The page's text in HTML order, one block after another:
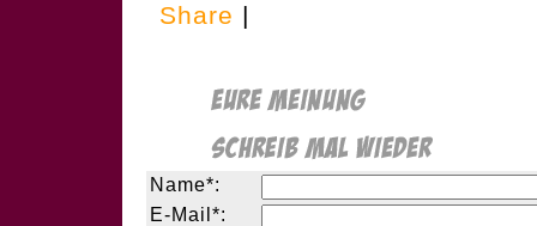
Share |
Name*:
E-Mail*: